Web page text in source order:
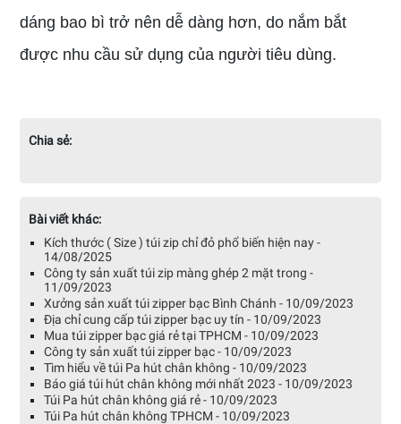
dáng bao bì trở nên dễ dàng hơn, do nắm bắt
được nhu cầu sử dụng của người tiêu dùng.
Chia sẻ:
Bài viết khác:
Kích thước ( Size ) túi zip chỉ đỏ phổ biến hiện nay -
14/08/2025
Công ty sản xuất túi zip màng ghép 2 mặt trong -
11/09/2023
Xưởng sản xuất túi zipper bạc Bình Chánh - 10/09/2023
Địa chỉ cung cấp túi zipper bạc uy tín - 10/09/2023
Mua túi zipper bạc giá rẻ tại TPHCM - 10/09/2023
Công ty sản xuất túi zipper bạc - 10/09/2023
Tìm hiểu về túi Pa hút chân không - 10/09/2023
Báo giá túi hút chân không mới nhất 2023 - 10/09/2023
Túi Pa hút chân không giá rẻ - 10/09/2023
Túi Pa hút chân không TPHCM - 10/09/2023